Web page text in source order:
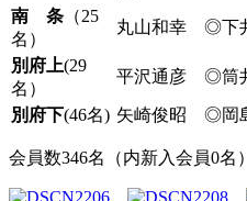
南 条 （25
名）
丸山和幸 ◎下
別府上(29
名）
平沢通彦 ◎筒
別府下(46名) 矢崎俊昭 ◎岡
会員数346名（内新入会員0名）